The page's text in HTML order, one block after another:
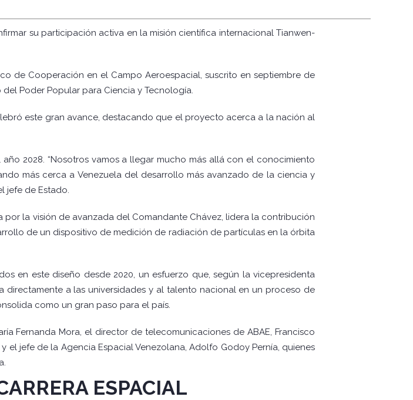
su participación activa en la misión científica internacional Tianwen-
de Cooperación en el Campo Aeroespacial, suscrito en septiembre de
Poder Popular para Ciencia y Tecnología.
este gran avance, destacando que el proyecto acerca a la nación al
2028. “Nosotros vamos a llegar mucho más allá con el conocimiento
más cerca a Venezuela del desarrollo más avanzado de la ciencia y
jefe de Estado.
por la visión de avanzada del Comandante Chávez, lidera la contribución
de un dispositivo de medición de radiación de partículas en la órbita
en este diseño desde 2020, un esfuerzo que, según la vicepresidenta
directamente a las universidades y al talento nacional en un proceso de
como un gran paso para el país.
Fernanda Mora, el director de telecomunicaciones de ABAE, Francisco
el jefe de la Agencia Espacial Venezolana, Adolfo Godoy Pernía, quienes
ESPACIAL